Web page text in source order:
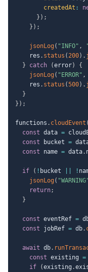
createdAt :
} ) ;
} ) ;
jsonLog ( "INFO" ,
    res
. status ( 200) .
}
catch (error)
{
jsonLog ( "ERROR" ,
    res
. status (500) .
}
} ) ;
functions . cloudEvent (
const data =
const bucket =
const name = data.
if ( ! bucket !
jsonLog (
return;
}
const eventRef =
const jobRef = db.
await db.
const existing =
if
(existing .